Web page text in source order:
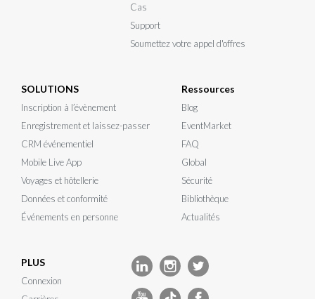
Cas
Support
Soumettez votre appel d'offres
SOLUTIONS
Inscription à l’évènement
Enregistrement et laissez-passer
CRM événementiel
Mobile Live App
Voyages et hôtellerie
Données et conformité
Événements en personne
Ressources
Blog
EventMarket
FAQ
Global
Sécurité
Bibliothèque
Actualités
PLUS
Connexion